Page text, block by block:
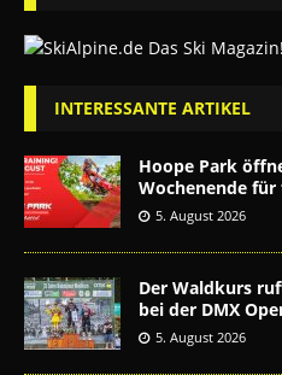
INTERESSANTE ARTIKEL
Hoope Park
Wochenende für
5. August 2026
Der Waldkurs
bei der DMX
5. August 2026